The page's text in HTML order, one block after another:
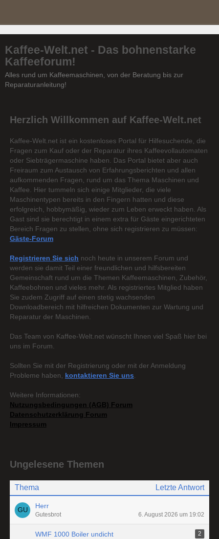
Kaffee-Welt.net - Das bohnenstarke
Kaffeeforum!
Alles rund um Kaffeemaschinen, von der Beratung bis zur
Reparaturanleitung!
Herzlich Willkommen auf Kaffee-Welt.net
Kaffee-Welt.net ist ein kostenloses Portal für Hilfesuchende, die
Fragen zum Kauf oder der Reparatur ihres Kaffeevollautomaten
oder Siebträgermaschine haben. Das Portal bietet aber auch
Freiraum zum Austausch von Erfahrungsberichten und allen
aufkommenden Fragen, rund um das Thema Maschinen und
Kaffee. Hier tummeln sich einige Mitglieder, die viele
Maschinentypen bereits in den Fingern hatten und diese
erfolgreich, hobbymäßig, wieder zum Leben erweckt haben. Als
Gast sind sie berechtigt in einem extra für Gäste eingerichteten
Bereich Fragen zu stellen, ohne sich registrieren zu müssen:
Gäste-Forum
Registrieren Sie sich noch heute in unserem Forum und
werden sie damit Teil einer freundlichen und hilfsbereiten
Gemeinschaft rund um die Themen Kaffeemaschinen, Zubehör,
Kaffeebohnen und vieles mehr. Als registriertes Mitglied haben
Sie zudem Zugriff auf einen stetig wachsenden
Downloadbereich mit hilfreichen Dokumenten zur Wartung und
Reparatur der Maschinen.
Das Team von Kaffee-Welt.net wünscht Ihnen viel Spaß hier bei
uns im Forum.
Sollten Sie mit der Registrierung oder mit der Anmeldung
Probleme haben, kontaktieren Sie uns
Weitere Informationen:
Nutzungsbedingungen (AGB) Forum
Datenschutzerklärung Forum
Impressum
Ungelesene Themen
Thema Letzte Antwort
Herr
Gutesbrot 6. August 2026 um 19:02
WMF 1000 Boiler undicht
2